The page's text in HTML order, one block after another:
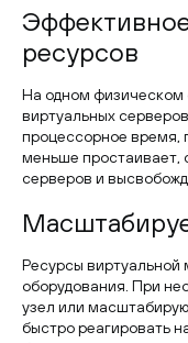
ресурсов
На одном физическом
виртуальных
процессорное время,
меньше простаивает,
серверов и
Ресурсы
оборудования. При
узел или
быстро реагировать